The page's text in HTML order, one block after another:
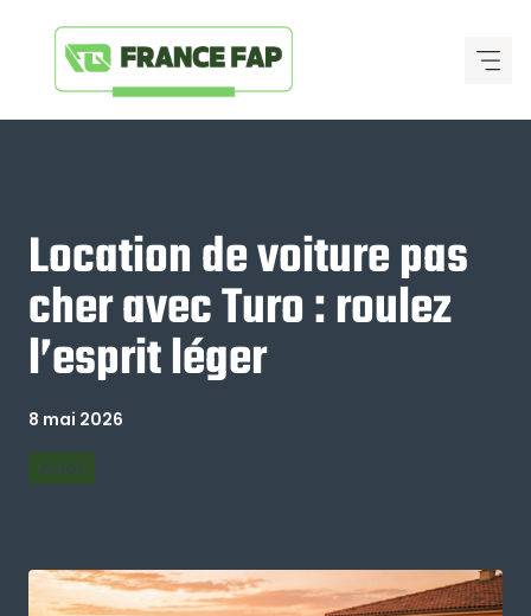
contenu
Location de voiture pas
cher avec Turo : roulez
l’esprit léger
8 mai 2026
Autos